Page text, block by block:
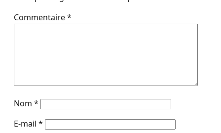
Commentaire*
Nom *
E-mail *